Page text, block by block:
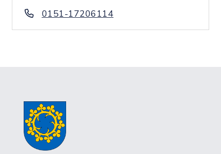
0151-17206114